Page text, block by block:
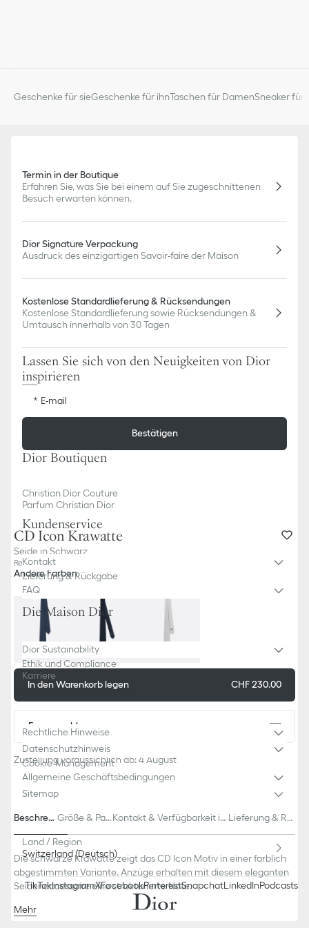
CD Icon Krawatte
Seide in Schwarz
Referenz:59C1047B6009_C900
Andere Farben
In den Warenkorb legen CHF 230.00
Expresszahlung
Zustellung voraussichlich ab: 4 August
Beschreib Größe & Pas Kontakt & Verfügbarkeit in Lieferung & Rü
Die schwarze Krawatte zeigt das CD Icon Motiv in einer farblich
abgestimmten Variante. Anzüge erhalten mit diesem eleganten
Seidenaccessoire eine strukturierte Note.
Mehr
Geschenke für sieGeschenke für ihnTaschen für DamenSneaker für
Termin in der Boutique
Erfahren Sie, was Sie bei einem auf Sie zugeschnittenen
Besuch erwarten können.
Dior Signature Verpackung
Ausdruck des einzigartigen Savoir-faire der Maison
Kostenlose Standardlieferung & Rücksendungen
Kostenlose Standardlieferung sowie Rücksendungen &
Umtausch innerhalb von 30 Tagen
Lassen Sie sich von den Neuigkeiten von Dior
inspirieren
E-mail
Bestätigen
Dior Boutiquen
Christian Dior Couture
Parfum Christian Dior
Kundenservice
Kontakt
Lieferung & Rückgabe
FAQ
Die Maison Dior
Dior Sustainability
Ethik und Compliance
Karriere
Rechtliche Hinweise
Rechtliche Hinweise
Datenschutzhinweis
Cookie-Management
Allgemeine Geschäftsbedingungen
Sitemap
Land / Region
Switzerland (Deutsch)
TikTokInstagramXFacebookPinterestSnapchatLinkedInPodcasts